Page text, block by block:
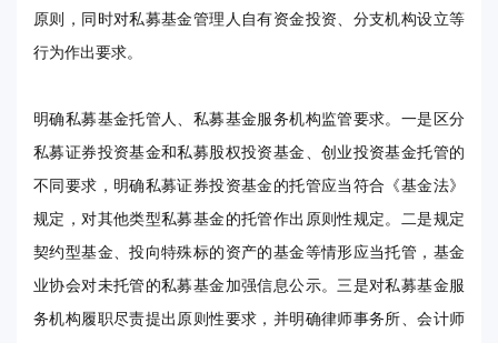
原则，同时对私募基金管理人自有资金投资、分支机构设立等
行为作出要求。
明确私募基金托管人、私募基金服务机构监管要求。一是区分
私募证券投资基金和私募股权投资基金、创业投资基金托管的
不同要求，明确私募证券投资基金的托管应当符合《基金法》
规定，对其他类型私募基金的托管作出原则性规定。二是规定
契约型基金、投向特殊标的资产的基金等情形应当托管，基金
业协会对未托管的私募基金加强信息公示。三是对私募基金服
务机构履职尽责提出原则性要求，并明确律师事务所、会计师